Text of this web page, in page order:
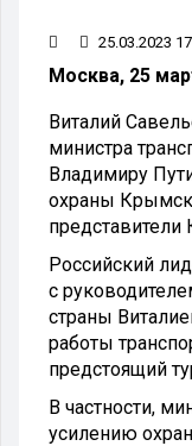
25.03.2023
Москва, 25
Виталий
министра
Владимиру
охраны
представители
Российский
с
страны
работы
предстоящий
В частности,
усилению